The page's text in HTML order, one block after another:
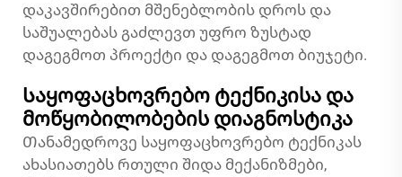
დაკავშირებით მშენებლობის დროს და
საშუალებას გაძლევთ უფრო ზუსტად
დაგეგმოთ პროექტი და დაგეგმოთ ბიუჯეტი.
Საყოფაცხოვრებო ტექნიკისა და
მოწყობილობების დიაგნოსტიკა
Თანამედროვე საყოფაცხოვრებო ტექნიკას
ახასიათებს რთული შიდა მექანიზმები,